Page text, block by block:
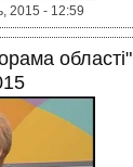
2015 - 12:59
області"